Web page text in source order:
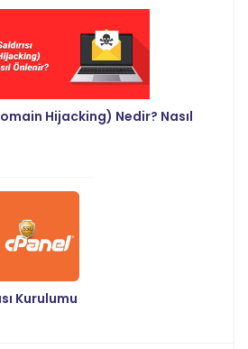
Hijacking) Nedir? Nasıl
Kurulumu